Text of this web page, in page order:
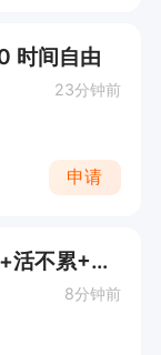
时间自由
23分钟前
申请
招品牌面包配送司机【时间自由+活不累+4500-6000元+老板人好】
8分钟前